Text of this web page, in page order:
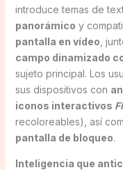
introduce temas de
panorámico y
pantalla en vídeo ,
campo dinamizado
sujeto principal. Los
sus dispositivos con
iconos interactivos
recoloreables), así
pantalla de bloqueo.
Inteligencia que